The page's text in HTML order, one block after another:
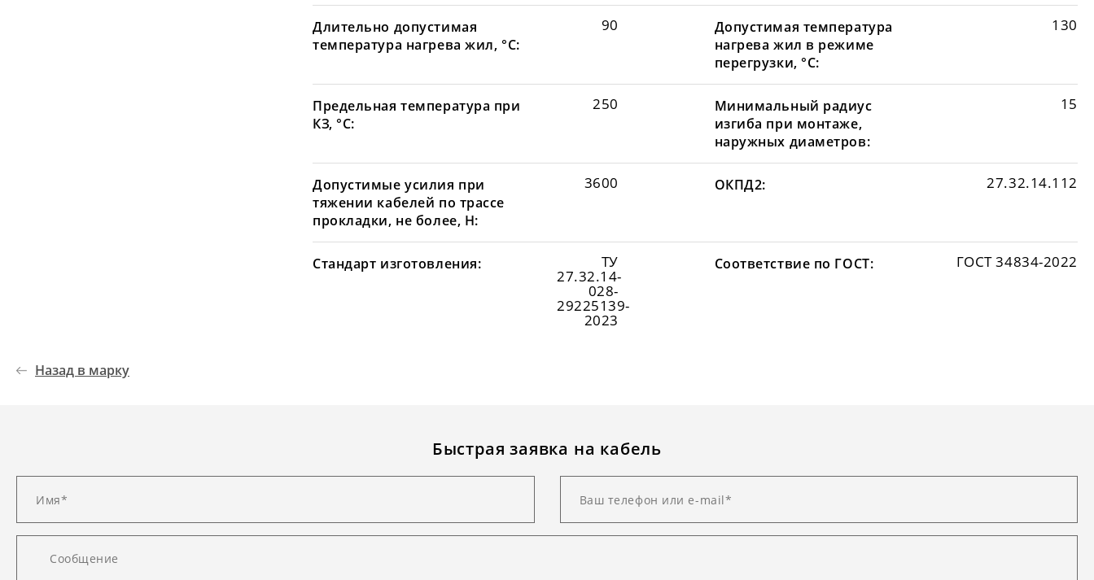
Длительно допустимая
температура нагрева жил, °С:
90
Допустимая температура
нагрева жил в режиме
перегрузки, °С:
130
Предельная температура при
КЗ, °С:
250
Минимальный радиус
изгиба при монтаже,
наружных диаметров:
15
Допустимые усилия при
тяжении кабелей по трассе
прокладки, не более, Н:
3600 ОКПД2: 27.32.14.112
Стандарт изготовления: ТУ
27.32.14-
028-
29225139-
2023
Соответствие по ГОСТ: ГОСТ 34834-2022
Назад в марку
Быстрая заявка на кабель